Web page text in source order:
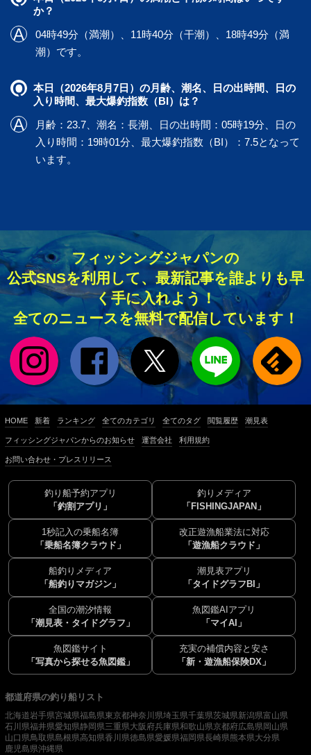
か？
04時49分（満潮）、11時40分（干潮）、18時49分（満
潮）です。
本日（2026年8月7日）の月齢、潮名、日の出時間、日の
入り時間、最大爆釣指数（BI）は？
月齢：23.7、潮名：長潮、日の出時間：05時19分、日の
入り時間：19時01分、最大爆釣指数（BI）：7.5となって
います。
フィッシングジャパンの
公式SNSを利用して、最新記事を誰よりも早
く手に入れよう！
全てのニュースを無料で配信しています！
HOME 新着 ランキング 全てのカテゴリ 全てのタグ 閲覧履歴 潮見表
フィッシングジャパンからのお知らせ 運営会社 利用規約
お問い合わせ・プレスリリース
釣り船予約アプリ
「釣割アプリ」
釣りメディア
「FISHINGJAPAN」
1秒記入の乗船名簿
「乗船名簿クラウド」
改正遊漁船業法に対応
「遊漁船クラウド」
船釣りメディア
「船釣りマガジン」
潮見表アプリ
「タイドグラフBI」
全国の潮汐情報
「潮見表・タイドグラフ」
魚図鑑AIアプリ
「マイAI」
魚図鑑サイト
「写真から探せる魚図鑑」
充実の補償内容と安さ
「新・遊漁船保険DX」
都道府県の釣り船リスト
北海道岩手県宮城県福島県東京都神奈川県埼玉県千葉県茨城県新潟県富山県
石川県福井県愛知県静岡県三重県大阪府兵庫県和歌山県京都府広島県岡山県
山口県鳥取県島根県高知県香川県徳島県愛媛県福岡県長崎県熊本県大分県
鹿児島県沖縄県